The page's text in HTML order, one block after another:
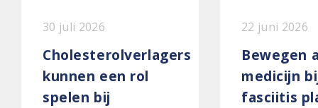
30 juli 2026
Cholesterolverlagers
kunnen een rol
spelen bij
22 juni 2026
Bewegen
medicijn
fasciitis